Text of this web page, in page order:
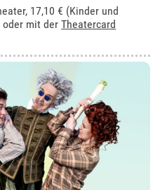
, 17,10 € (Kinder und
oder mit derTheatercard